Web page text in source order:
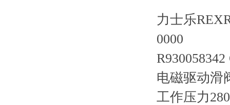
力士乐
0000
电磁驱动滑
工作压力